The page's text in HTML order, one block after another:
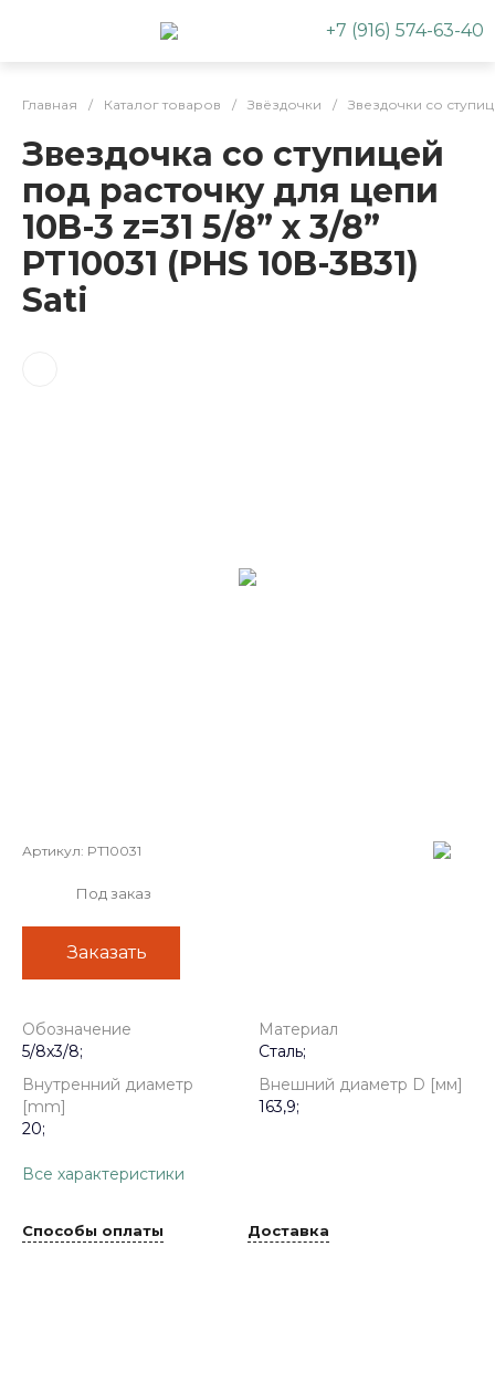
+7 (916) 574-63-40
Главная / Каталог товаров / Звёздочки / Звездочки со
Звездочка со ступицей
под расточку для цепи
10B-3 z=31 5/8” x 3/8”
PT10031 (PHS 10B-3B31)
Sati
Артикул: PT10031
Под заказ
Заказать
Обозначение
5/8x3/8;
Материал
Сталь;
Внутренний диаметр
[mm]
20;
Внешний диаметр D [мм]
163,9;
Все характеристики
Способы оплаты Доставка